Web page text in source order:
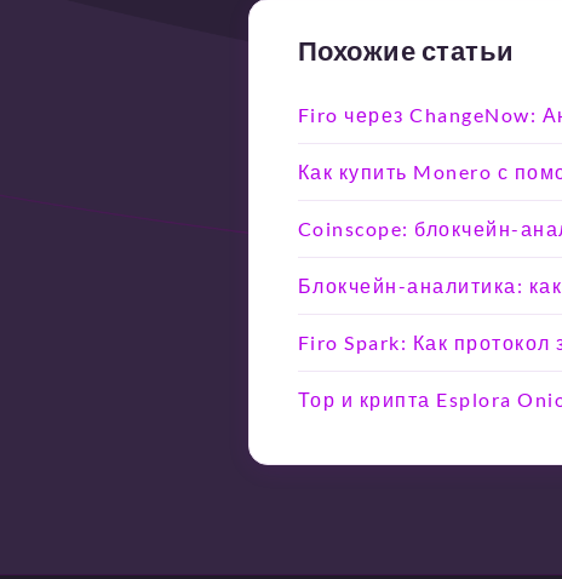
Похожие статьи
Firo через ChangeNow:
Как купить Monero с
Coinscope: блокчейн-
Блокчейн-аналитика:
Firo Spark: Как
Тор и крипта Esplora